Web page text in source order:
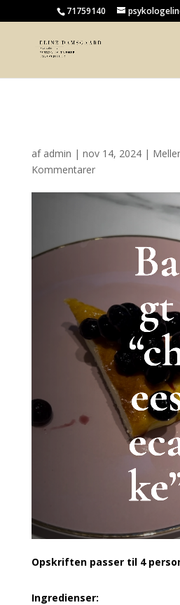
71759140
af admin | nov 14, 2024|
Kommentarer
Ba
gt
Opskriften passer til 4
Ingredienser: